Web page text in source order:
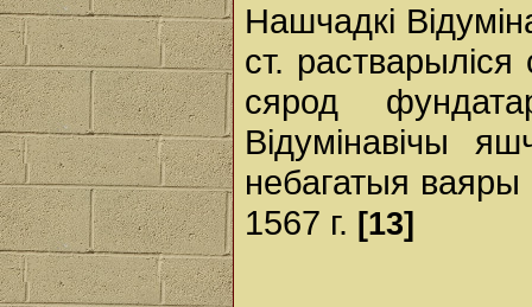
Нашчадкі
ст.
сярод
Відумінавічы
небагатыя
1567 г. [13]